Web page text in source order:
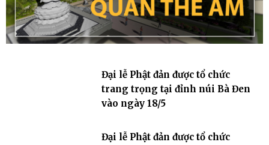
Đại lễ Phật đản được tổ chức
trang trọng tại đỉnh núi Bà Đen
vào ngày 18/5
Đại lễ Phật đản được tổ chức